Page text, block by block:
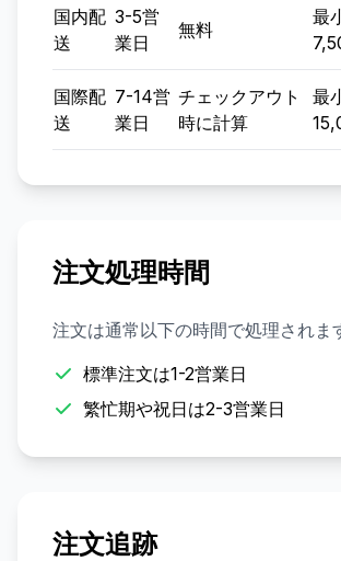
国内配
送
3-5営
業日
無料
最
国際配
送
7-14営
業日
チェックアウト
時に計算
最
注文処理時間
注文は通常以下の時間で処理されま
標準注文は1-2営業日
繁忙期や祝日は2-3営業日
注文追跡